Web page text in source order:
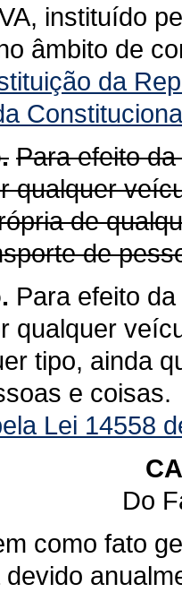
instituído
âmbito de
da
Para efeito
qualquer
de
de
Para efeito
qualquer
tipo, ainda
e coisas.
Lei 14558
Do
como fato